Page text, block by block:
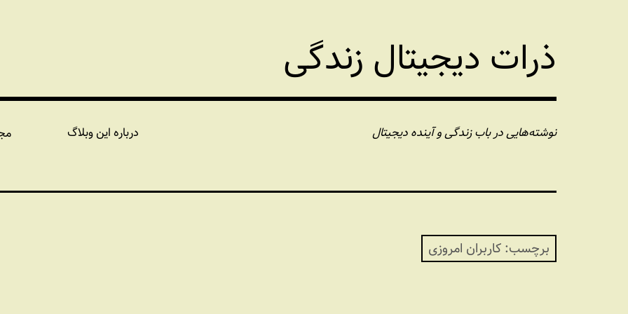
ذرات دیجیتال زندگی
نوشته‌هایی در باب زندگی و آینده دیجیتال درباره این وبلاگ
برچسب:کاربران امروزی